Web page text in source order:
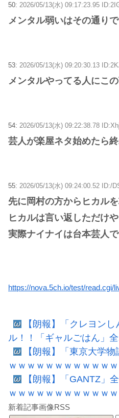
50: 2026/05/13(水) 09:17:23.95
メンタル弱いはその通り
53: 2026/05/13(水) 09:20:30.13
メンタルやってる人にこ
54: 2026/05/13(水) 09:22:38.78
芸人が楽屋ネタ始めたら
55: 2026/05/13(水) 09:24:00.52 ID:/
先に岡村の方からヒカル
ヒカルは言い返しただけ
実際ナイナイは台本芸人
https://nova.5ch.io/test/read.cgi/
【朗報】「クレヨン
ル！！「ギャルごはん」
【朗報】「東京大学
ｗｗｗｗｗｗｗｗｗｗｗ
【朗報】「GANTZ」
ｗｗｗｗｗｗｗｗｗｗｗｗ
新着記事画像RSS